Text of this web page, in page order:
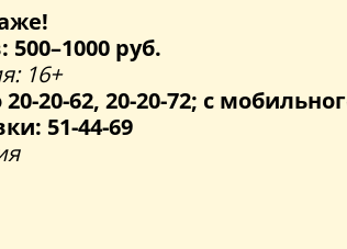
руб.
16+
20-62, 20-20-72; с
51-44-69